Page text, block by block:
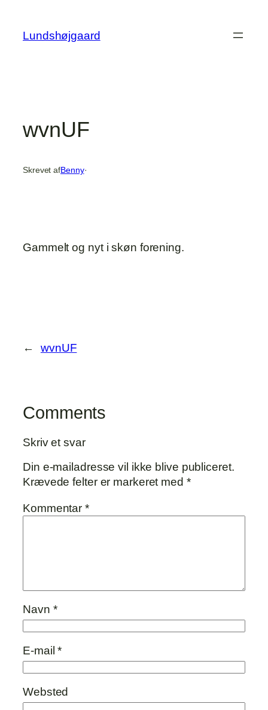
indhold
Lundshøjgaard
wvnUF
Skrevet afBenny·
Gammelt og nyt i skøn forening.
← wvnUF
Comments
Skriv et svar
Din e-mailadresse vil ikke blive publiceret.
Krævede felter er markeret med *
Kommentar*
Navn *
E-mail*
Websted